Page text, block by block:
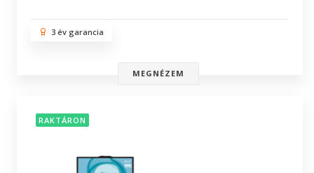
3 év garancia
MEGNÉZEM
RAKTÁRON